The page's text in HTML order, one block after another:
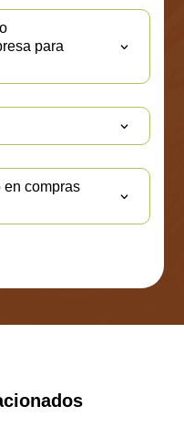
para
en compras